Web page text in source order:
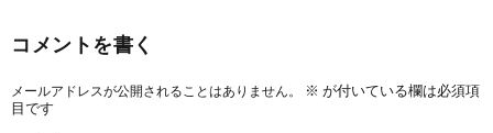
コメントを書く
メールアドレスが公開されることはありません。 ※ が付いている欄は必須項
目です